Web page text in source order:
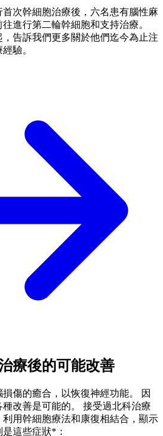
首次幹細胞治療後，六名患有腦性麻
進行第二輪幹細胞和支持治療。
告訴我們更多關於他們迄今為止注
驗。
療後的可能改善
傷的癒合，以恢復神經功能。 因
改善是可能的。 接受過北科治療
用幹細胞療法和康復相結合，顯示
這些症狀*：